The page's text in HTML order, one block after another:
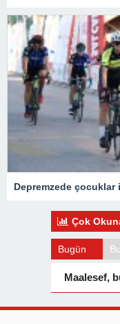
Depremzede
Çok
Bugün
Maalesef,